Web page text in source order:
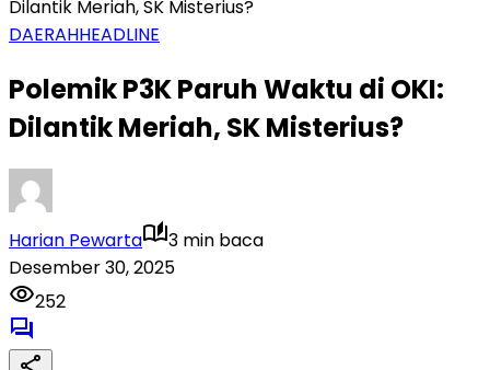
Dilantik Meriah, SK Misterius?
DAERAHHEADLINE
Polemik P3K Paruh Waktu di OKI:
Dilantik Meriah, SK Misterius?
Harian Pewarta
3 min baca
Desember 30, 2025
252